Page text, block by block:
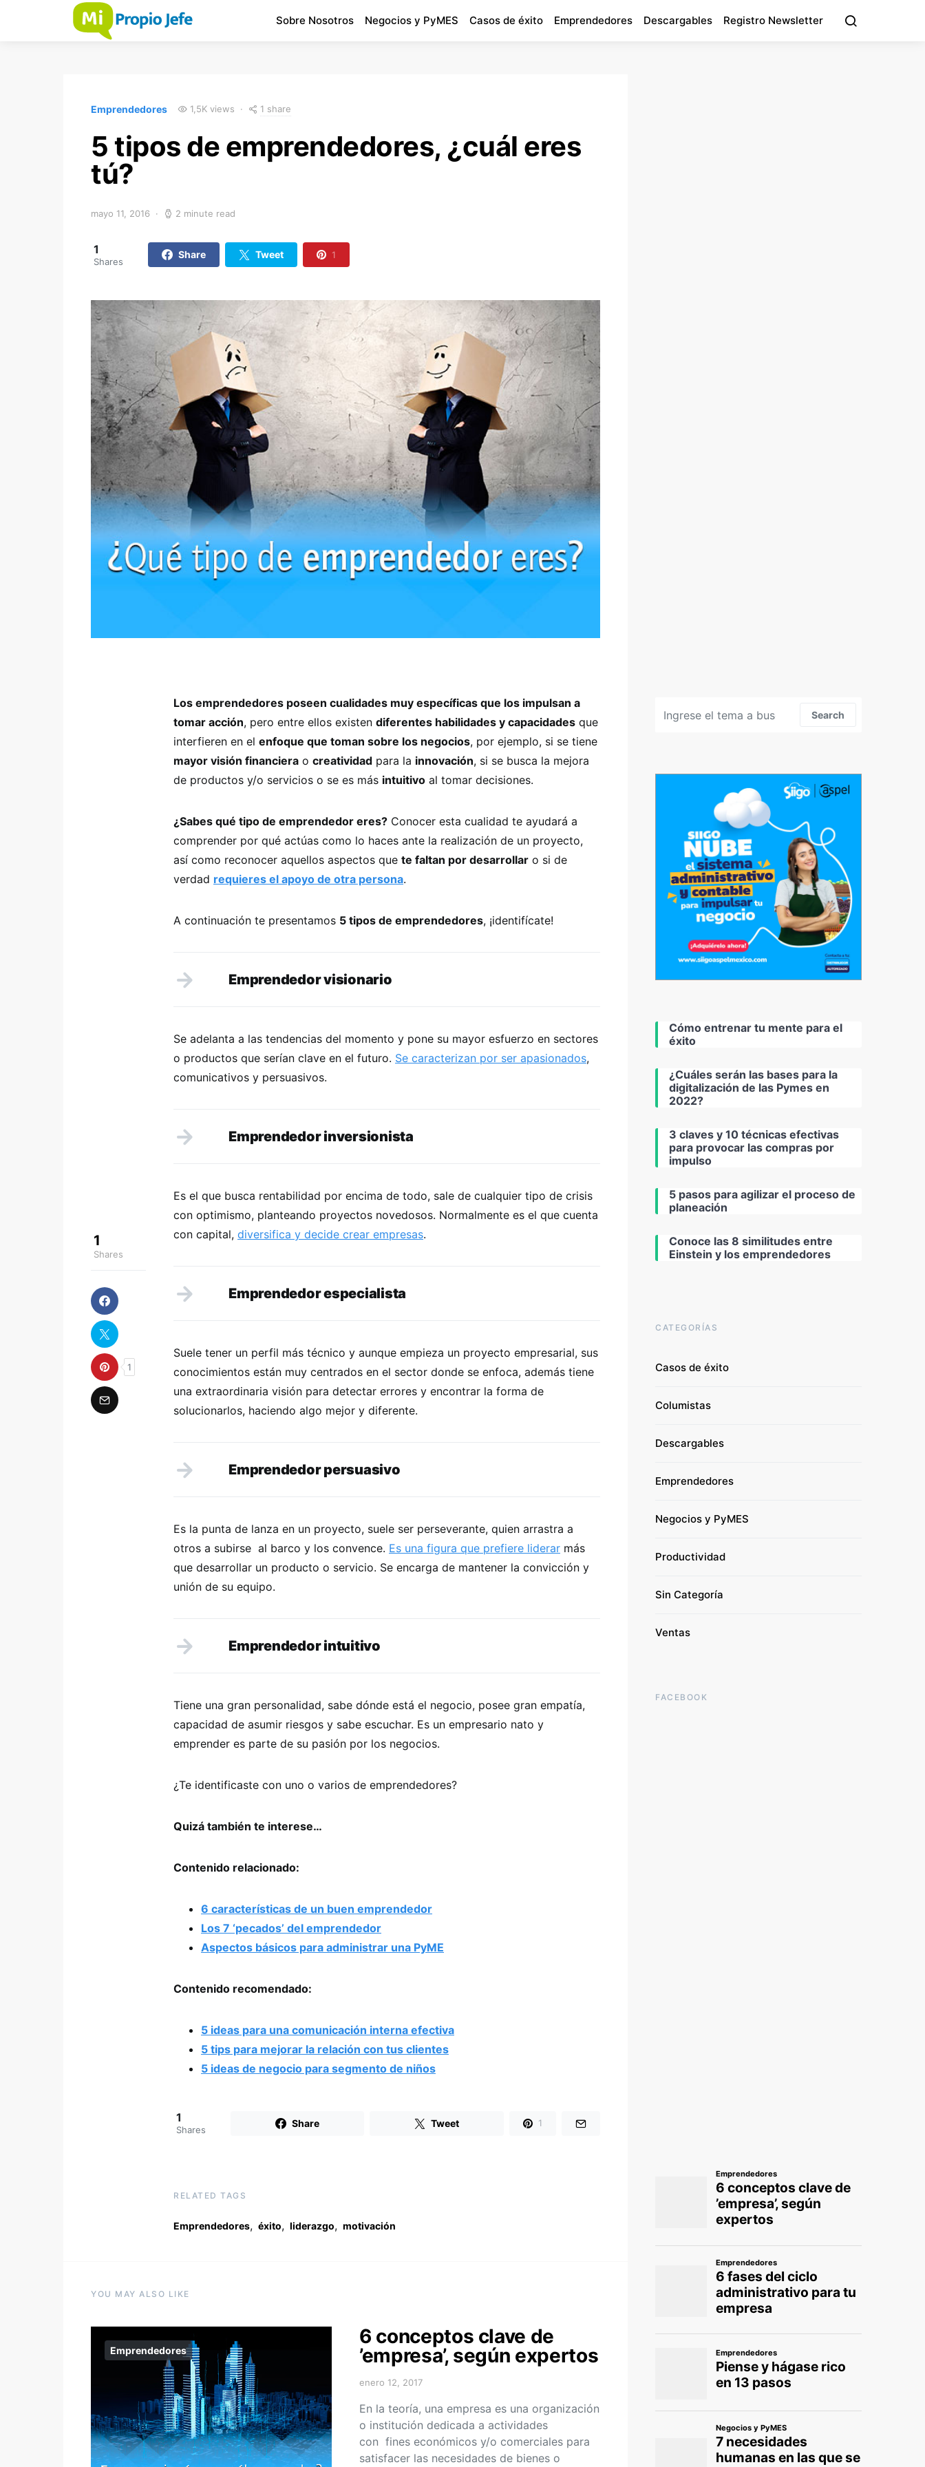
Sobre Nosotros Negocios y PyMES Casos de éxito Emprendedores Descargables Registro Newsletter
Emprendedores 1,5K views 1 share
5 tipos de emprendedores, ¿cuál eres
tú?
mayo 11, 2016 2 minute read
1
Shares
Share Tweet 1
1
Shares
1
Los emprendedores poseen cualidades muy específicas que los impulsan a
tomar acción, pero entre ellos existen diferentes habilidades y capacidades que
interfieren en el enfoque que toman sobre los negocios, por ejemplo, si se tiene
mayor visión financiera o creatividad para la innovación, si se busca la mejora
de productos y/o servicios o se es más intuitivo al tomar decisiones.
¿Sabes qué tipo de emprendedor eres? Conocer esta cualidad te ayudará a
comprender por qué actúas como lo haces ante la realización de un proyecto,
así como reconocer aquellos aspectos que te faltan por desarrollar o si de
verdad requieres el apoyo de otra persona.
A continuación te presentamos 5 tipos de emprendedores, ¡identifícate!
Emprendedor visionario
Se adelanta a las tendencias del momento y pone su mayor esfuerzo en sectores
o productos que serían clave en el futuro. Se caracterizan por ser apasionados,
comunicativos y persuasivos.
Emprendedor inversionista
Es el que busca rentabilidad por encima de todo, sale de cualquier tipo de crisis
con optimismo, planteando proyectos novedosos. Normalmente es el que cuenta
con capital, diversifica y decide crear empresas.
Emprendedor especialista
Suele tener un perfil más técnico y aunque empieza un proyecto empresarial, sus
conocimientos están muy centrados en el sector donde se enfoca, además tiene
una extraordinaria visión para detectar errores y encontrar la forma de
solucionarlos, haciendo algo mejor y diferente.
Emprendedor persuasivo
Es la punta de lanza en un proyecto, suele ser perseverante, quien arrastra a
otros a subirse al barco y los convence. Es una figura que prefiere liderar más
que desarrollar un producto o servicio. Se encarga de mantener la convicción y
unión de su equipo.
Emprendedor intuitivo
Tiene una gran personalidad, sabe dónde está el negocio, posee gran empatía,
capacidad de asumir riesgos y sabe escuchar. Es un empresario nato y
emprender es parte de su pasión por los negocios.
¿Te identificaste con uno o varios de emprendedores?
Quizá también te interese…
Contenido relacionado:
6 características de un buen emprendedor
Los 7 ‘pecados’ del emprendedor
Aspectos básicos para administrar una PyME
Contenido recomendado:
5 ideas para una comunicación interna efectiva
5 tips para mejorar la relación con tus clientes
5 ideas de negocio para segmento de niños
1
Shares
Share Tweet 1
RELATED TAGS
Emprendedores, éxito, liderazgo, motivación
YOU MAY ALSO LIKE
Emprendedores
6 conceptos clave de
’empresa’, según expertos
enero 12, 2017
En la teoría, una empresa es una organización
o institución dedicada a actividades
con fines económicos y/o comerciales para
satisfacer las necesidades de bienes o
Search
Cómo entrenar tu mente para el
éxito
¿Cuáles serán las bases para la
digitalización de las Pymes en
2022?
3 claves y 10 técnicas efectivas
para provocar las compras por
impulso
5 pasos para agilizar el proceso de
planeación
Conoce las 8 similitudes entre
Einstein y los emprendedores
CATEGORÍAS
Casos de éxito
Columistas
Descargables
Emprendedores
Negocios y PyMES
Productividad
Sin Categoría
Ventas
FACEBOOK